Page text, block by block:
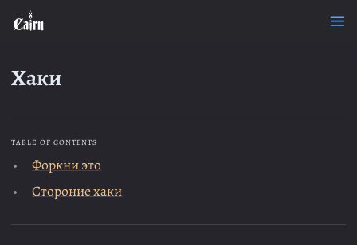
Хаки
TABLE OF CONTENTS
Форкни это
Стороние хаки